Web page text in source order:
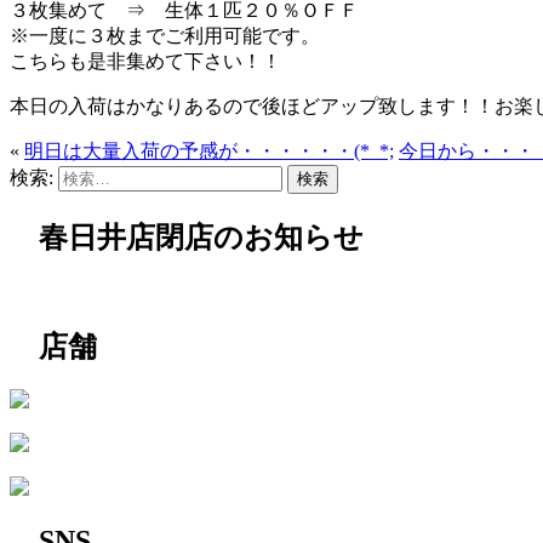
３枚集めて ⇒ 生体１匹２０％ＯＦＦ
※一度に３枚までご利用可能です。
こちらも是非集めて下さい！！
本日の入荷はかなりあるので後ほどアップ致します！！お楽
« 明日は大量入荷の予感が・・・・・・(*_*; 今日から・・
検索:
春日井店閉店のお知らせ
店舗